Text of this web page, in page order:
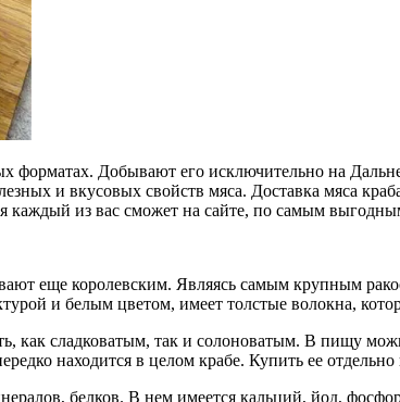
форматах. Добывают его исключительно на
и вкусовых свойств мяса. Доставка мяса
каждый из вас сможет на сайте, по самым
еще королевским. Являясь самым крупным
и белым цветом, имеет толстые волокна,
как сладковатым, так и солоноватым. В пищу
находится в целом крабе. Купить ее
белков. В нем имеется кальций, йод,